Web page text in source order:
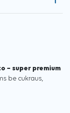
– super premium
be cukraus,